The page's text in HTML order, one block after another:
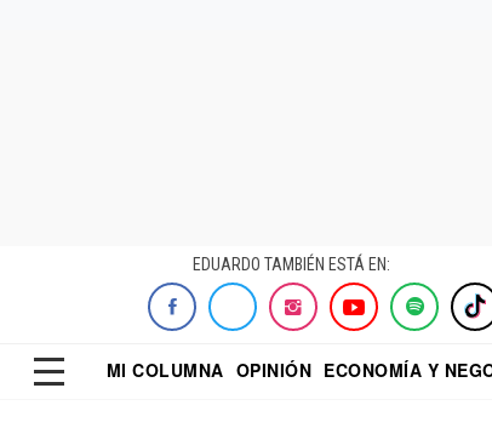
EDUARDO TAMBIÉN ESTÁ EN:
MI COLUMNA OPINIÓN ECONOMÍA Y